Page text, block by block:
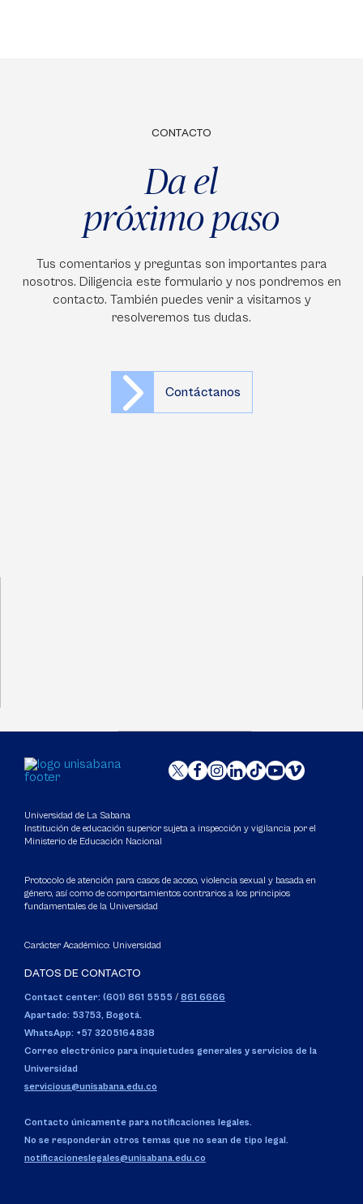
CONTACTO
Da el
próximo paso
Tus comentarios y preguntas son importantes para
nosotros. Diligencia este formulario y nos pondremos en
contacto. También puedes venir a visitarnos y
resolveremos tus dudas.
Contáctanos
Universidad de La Sabana
Institución de educación superior sujeta a inspección y vigilancia por el
Ministerio de Educación Nacional
Protocolo de atención para casos de acoso, violencia sexual y basada en
género, así como de comportamientos contrarios a los principios
fundamentales de la Universidad
Carácter Académico: Universidad
DATOS DE CONTACTO
Contact center: (601) 861 5555 / 861 6666
Apartado: 53753, Bogotá.
WhatsApp: +57 3205164838
Correo electrónico para inquietudes generales y servicios de la
Universidad
servicious@unisabana.edu.co
Contacto únicamente para notificaciones legales.
No se responderán otros temas que no sean de tipo legal.
notificacioneslegales@unisabana.edu.co